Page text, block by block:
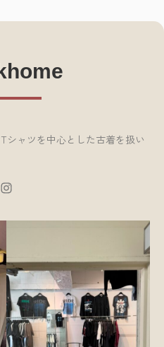
シャツを中心とした古着を扱い
Instagram